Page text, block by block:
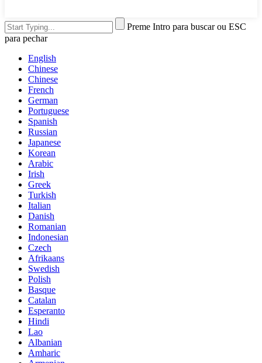
Preme Intro para buscar ou ESC
para pechar
English
Chinese
Chinese
French
German
Portuguese
Spanish
Russian
Japanese
Korean
Arabic
Irish
Greek
Turkish
Italian
Danish
Romanian
Indonesian
Czech
Afrikaans
Swedish
Polish
Basque
Catalan
Esperanto
Hindi
Lao
Albanian
Amharic